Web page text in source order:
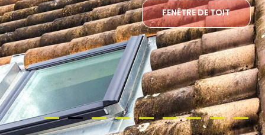
FENÊTRE DE TOIT